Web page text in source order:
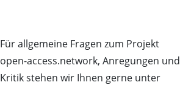
Für allgemeine Fragen zum Projekt
open-access.network, Anregungen und
Kritik stehen wir Ihnen gerne unter